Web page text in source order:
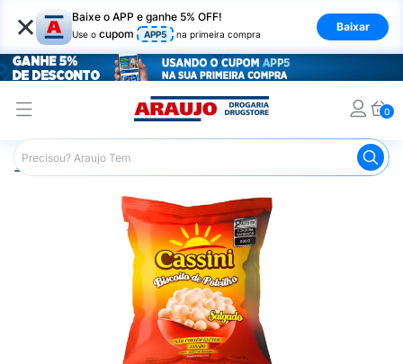
× Baixe o APP e ganhe 5% OFF!
Use o cupom APP5 na primeira compra
Baixar
0
Araujo Mercado Biscoito de